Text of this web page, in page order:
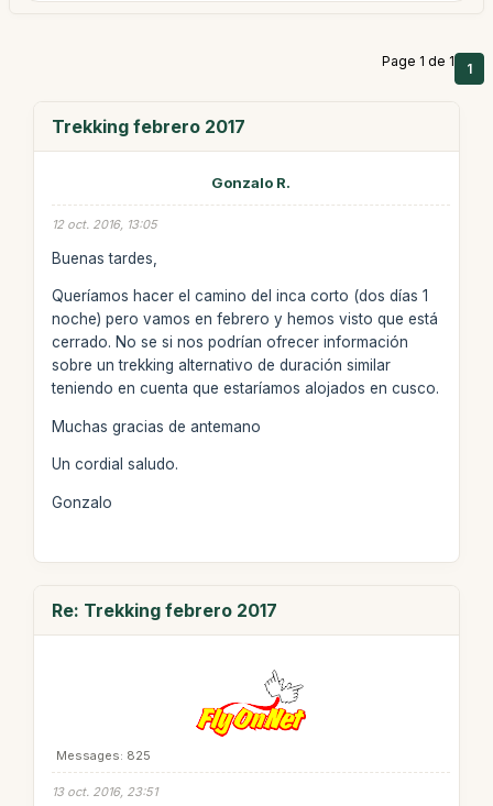
Page 1 de 1 1
Trekking febrero 2017
Gonzalo R.
12 oct. 2016, 13:05
Buenas tardes,
Queríamos hacer el camino del inca corto (dos días 1
noche) pero vamos en febrero y hemos visto que está
cerrado. No se si nos podrían ofrecer información
sobre un trekking alternativo de duración similar
teniendo en cuenta que estaríamos alojados en cusco.
Muchas gracias de antemano
Un cordial saludo.
Gonzalo
Re: Trekking febrero 2017
Messages: 825
13 oct. 2016, 23:51